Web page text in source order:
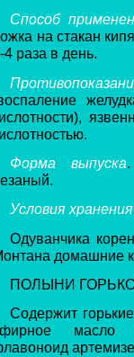
Способ
на стакан
4 раза в день.
Форма выпуска
Условия хранения
Одуванчика
домашние
ПОЛЫНИ
Содержит
масло